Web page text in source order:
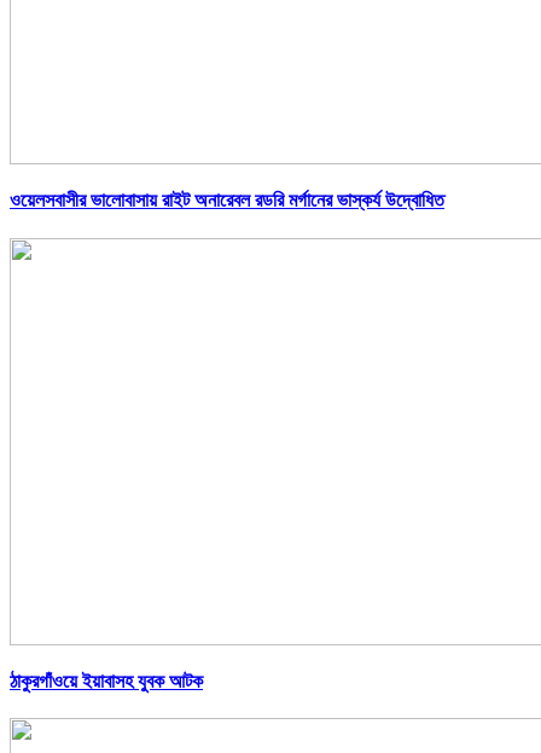
ওয়েলসবাসীর ভালোবাসায় রাইট অনারেবল রডরি মর্গানের ভাস্কর্য উদ্বোধিত
ঠাকুরগাঁওয়ে ইয়াবাসহ যুবক আটক